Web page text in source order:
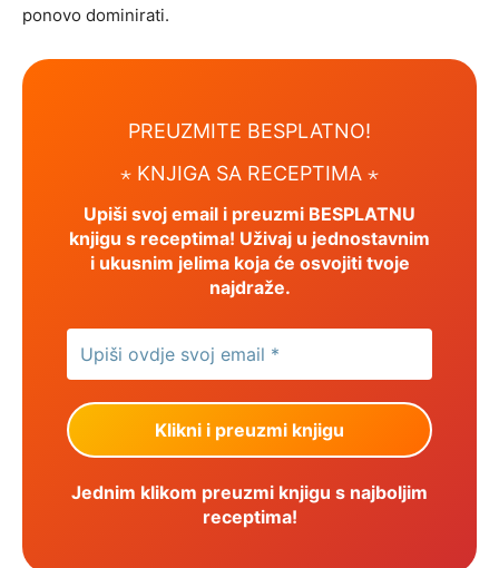
ponovo dominirati.
PREUZMITE BESPLATNO!
⋆ KNJIGA SA RECEPTIMA ⋆
Upiši svoj email i preuzmi BESPLATNU
knjigu s receptima! Uživaj u jednostavnim
i ukusnim jelima koja će osvojiti tvoje
najdraže.
Jednim klikom preuzmi knjigu s najboljim
receptima!